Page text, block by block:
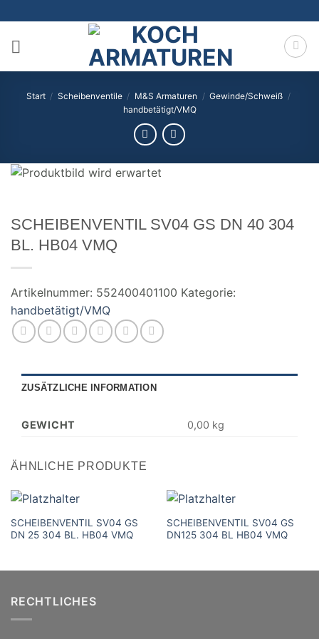
Inhalt
springen
Start / Scheibenventile / M&S Armaturen / Gewinde/Schweiß /
handbetätigt/VMQ
SCHEIBENVENTIL SV04 GS DN 40 304
BL. HB04 VMQ
Artikelnummer: 552400401100 Kategorie:
handbetätigt/VMQ
ZUSÄTZLICHE INFORMATION
GEWICHT 0,00 kg
ÄHNLICHE PRODUKTE
SCHEIBENVENTIL SV04 GS
DN 25 304 BL. HB04 VMQ
SCHEIBENVENTIL SV04 GS
DN125 304 BL HB04 VMQ
RECHTLICHES